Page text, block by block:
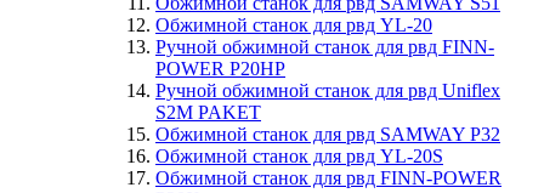
Обжимной станок для рвд YL-20
Ручной обжимной станок для рвд FINN-
POWER P20HP
Ручной обжимной станок для рвд Uniflex
S2M PAKET
Обжимной станок для рвд SAMWAY P32
Обжимной станок для рвд YL-20S
Обжимной станок для рвд FINN-POWER